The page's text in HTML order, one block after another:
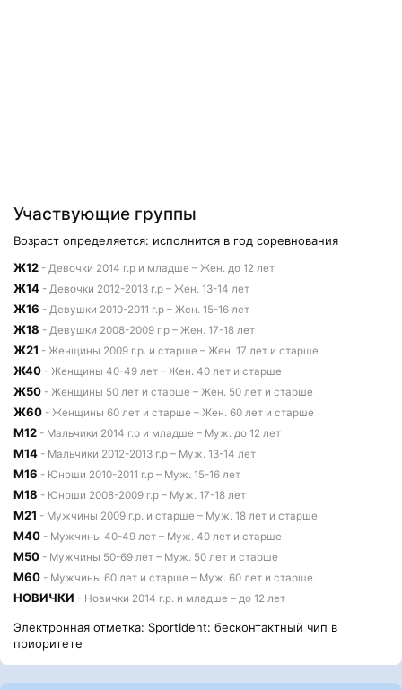
Участвующие группы
Возраст определяется: исполнится в год соревнования
Ж12 - Девочки 2014 г.р и младше – Жен. до 12 лет
Ж14 - Девочки 2012-2013 г.р – Жен. 13-14 лет
Ж16 - Девушки 2010-2011 г.р – Жен. 15-16 лет
Ж18 - Девушки 2008-2009 г.р – Жен. 17-18 лет
Ж21 - Женщины 2009 г.р. и старше – Жен. 17 лет и старше
Ж40 - Женщины 40-49 лет – Жен. 40 лет и старше
Ж50 - Женщины 50 лет и старше – Жен. 50 лет и старше
Ж60 - Женщины 60 лет и старше – Жен. 60 лет и старше
М12 - Мальчики 2014 г.р и младше – Муж. до 12 лет
М14 - Мальчики 2012-2013 г.р – Муж. 13-14 лет
М16 - Юноши 2010-2011 г.р – Муж. 15-16 лет
М18 - Юноши 2008-2009 г.р – Муж. 17-18 лет
М21 - Мужчины 2009 г.р. и старше – Муж. 18 лет и старше
М40 - Мужчины 40-49 лет – Муж. 40 лет и старше
М50 - Мужчины 50-69 лет – Муж. 50 лет и старше
М60 - Мужчины 60 лет и старше – Муж. 60 лет и старше
НОВИЧКИ - Новички 2014 г.р. и младше – до 12 лет
Электронная отметка: SportIdent: бесконтактный чип в
приоритете